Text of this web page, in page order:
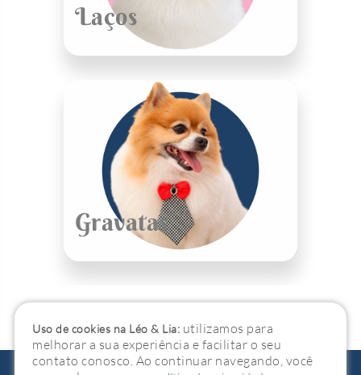
Laços
Gravatas
Uso de cookies na Léo & Lia: utilizamos para
melhorar a sua experiência e facilitar o seu
contato conosco. Ao continuar navegando, você